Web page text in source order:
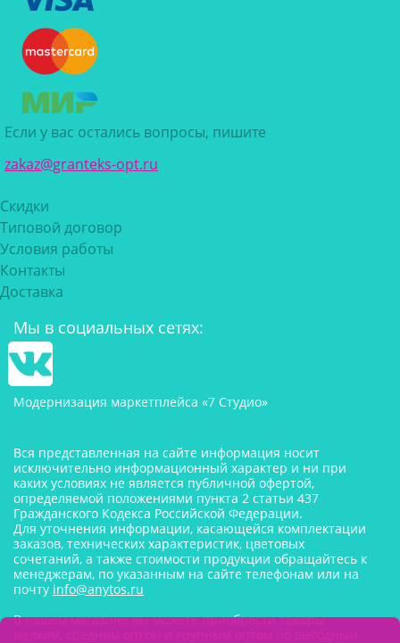
Если у вас остались вопросы, пишите
zakaz@granteks-opt.ru
Скидки
Типовой договор
Условия работы
Контакты
Доставка
Мы в социальных сетях:
Модернизация маркетплейса «7 Студио»
Вся представленная на сайте информация носит
исключительно информационный характер и ни при
каких условиях не является публичной офертой,
определяемой положениями пункта 2 статьи 437
Гражданского Кодекса Российской Федерации.
Для уточнения информации, касающейся комплектации
заказов, технических характеристик, цветовых
сочетаний, а также стоимости продукции обращайтесь к
менеджерам, по указанным на сайте телефонам или на
почту info@anytos.ru
В нашем магазине вы можете приобрести товары